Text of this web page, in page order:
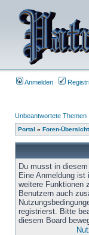
Anmelden
Unbeantwortete Themen
Portal » Foren-Übersicht
Du musst in
Eine Anmeldung ist
weitere Funktionen
Benutzern auch
registrierst. Bitte
diesem Board